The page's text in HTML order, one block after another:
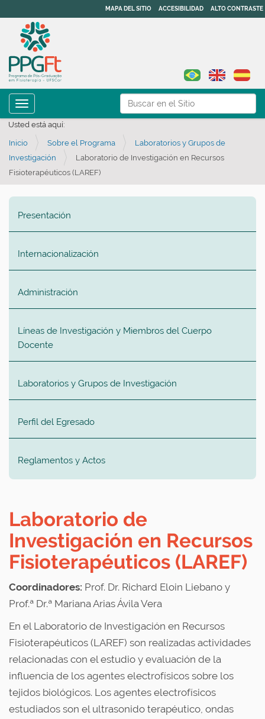
Buscar
Búsqueda Avanzada…
MAPA DEL SITIO ACCESIBILIDAD ALTO CONTRASTE
Toggle navigation
Usted está aquí:
Inicio Sobre el Programa
Laboratorios y Grupos de
Investigación
Laboratorio de Investigación en Recursos
Fisioterapéuticos (LAREF)
Presentación
Internacionalización
Administración
Líneas de Investigación y Miembros del Cuerpo
Docente
Laboratorios y Grupos de Investigación
Perfil del Egresado
Reglamentos y Actos
Laboratorio de
Investigación en Recursos
Fisioterapéuticos (LAREF)
Coordinadores: Prof. Dr. Richard Eloin Liebano y
Prof.ª Dr.ª Mariana Arias Ávila Vera
En el Laboratorio de Investigación en Recursos
Fisioterapéuticos (LAREF) son realizadas actividades
relacionadas con el estudio y evaluación de la
influencia de los agentes electrofísicos sobre los
tejidos biológicos. Los agentes electrofísicos
estudiados son el ultrasonido terapéutico, ondas